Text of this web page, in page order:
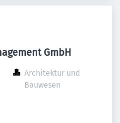
GmbH
Architektur und
Bauwesen